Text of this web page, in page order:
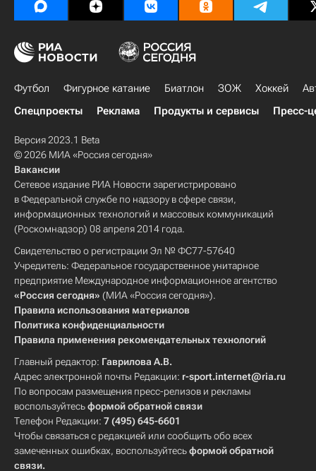
Футбол Фигурное катание Биатлон ЗОЖ Хоккей
Спецпроекты
Реклама Продукты и сервисы Пресс-
Версия 2023.1 Beta
© 2026 МИА «Россия сегодня»
Вакансии
Сетевое издание РИА Новости зарегистрировано
в Федеральной службе по надзору в сфере связи,
информационных технологий и массовых коммуникаций
(Роскомнадзор) 08 апреля 2014 года.
Свидетельство о регистрации Эл № ФС77-57640
Учредитель: Федеральное государственное унитарное
предприятие Международное информационное агентство
«Россия сегодня» (МИА «Россия сегодня»).
Правила использования материалов
Политика конфиденциальности
Правила применения рекомендательных технологий
Главный редактор: Гаврилова А.В.
Адрес электронной почты Редакции: r-sport.internet@ria.ru
По вопросам размещения пресс-релизов и рекламы
воспользуйтесьформой обратной связи
Телефон Редакции: 7 (495) 645-6601
Чтобы связаться с редакцией или сообщить обо всех
замеченных ошибках, воспользуйтесьформой обратной
связи.